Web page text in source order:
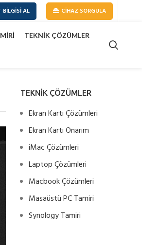
BILGISI AL CIHAZ SORGULA
TEKNIK ÇÖZÜMLER
TEKNİK ÇÖZÜMLER
Ekran Kartı Çözümleri
Ekran Kartı Onarım
iMac Çözümleri
Laptop Çözümleri
Macbook Çözümleri
Masaüstü PC Tamiri
Synology Tamiri